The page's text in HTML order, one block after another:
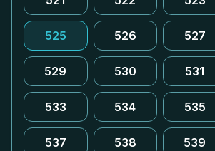
525 526 527
529 530 531
533 534 535
537 538 539